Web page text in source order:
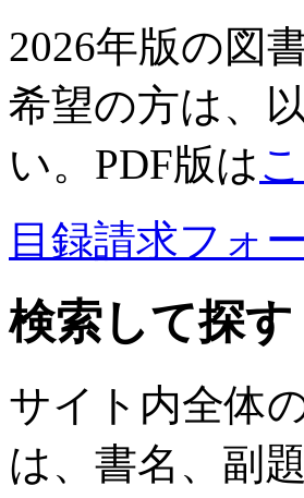
2026年版の図
希望の方は、
い。PDF版は
目録請求フォ
検索して探す
サイト内全体
は、書名、副